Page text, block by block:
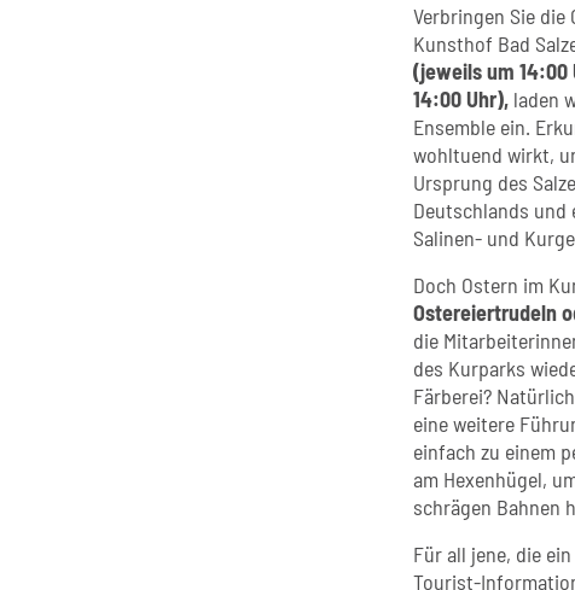
Verbringen Sie
Kunsthof Bad
(jeweils um 14:00
14:00 Uhr),laden
Ensemble ein.
wohltuend wirkt,
Ursprung des
Deutschlands und
Salinen- und
Doch Ostern im
Ostereiertrudeln
die
des Kurparks
Färberei?
eine weitere
einfach zu einem
am Hexenhügel,
schrägen Bahnen
Für all jene, die
Tourist-